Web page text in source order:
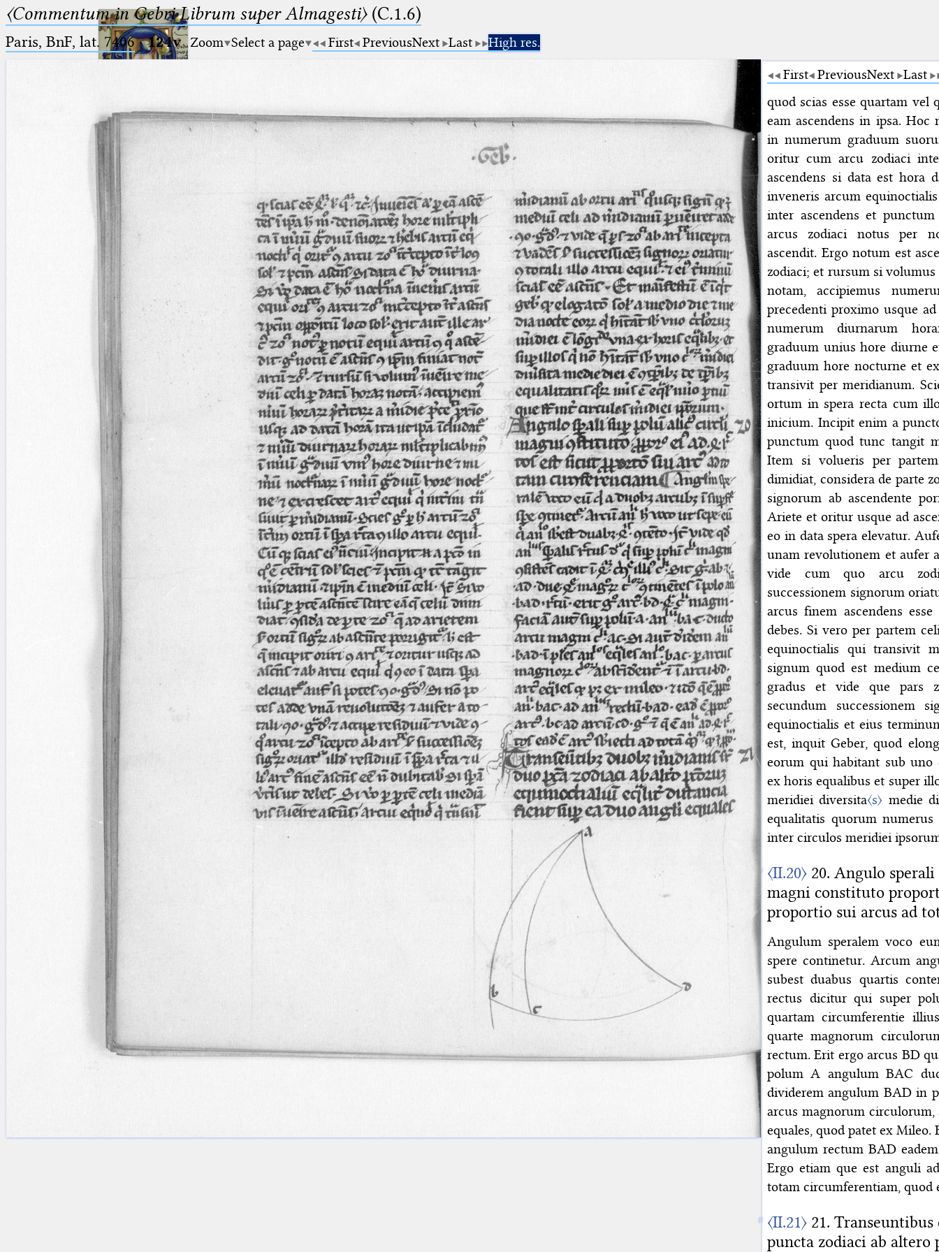
Ptolemaeus
Arabus et Latinus
(the underscore) is the placeholder
for exactly one character.
(the percent sign) is the
placeholder for no, one or more
than one character.
(two percent signs) is the
placeholder for no, one or more
than one character, but not for
blank space (so that a search ends
at word boundaries).
🔎︎
Project
News
Jobs
Publications
Conference
Arabic Works
Arabic Manuscripts
Latin Works
Latin Manuscripts
Latin Early Prints
Images
Texts
beta
Licenses · FAQ Contact
Impressum
·
〈Commentum in Gebri Librum super Almagesti〉(C.1.6)
Paris, BnF, lat. 7406·124v Zoom Select a page First PreviousNext Last
High res.
First PreviousNext Last
quod scias esse quartam vel
eam ascendens in ipsa.
in numerum graduum
oritur cum arcu zodiaci
ascendens si data est hora
inveneris arcum
inter ascendens et
arcus zodiaci notus per
ascendit. Ergo notum est
zodiaci; et rursum si
notam, accipiemus
precedenti proximo usque
numerum diurnarum
graduum unius hore diurne
graduum hore nocturne et
transivit per meridianum.
ortum in spera recta cum
inicium. Incipit enim a
punctum quod tunc tangit
Item si volueris per
dimidiat, considera de parte
signorum ab ascendente
Ariete et oritur usque ad
eo in data spera elevatur.
unam revolutionem et aufer
vide cum quo arcu
successionem signorum
arcus finem ascendens
debes. Si vero per partem
equinoctialis qui transivit
signum quod est medium
gradus et vide que pars
secundum successionem
equinoctialis et eius
est, inquit Geber, quod
eorum qui habitant sub
ex horis equalibus et super
meridiei diversita〈s〉 medie
equalitatis quorum
inter circulos meridiei
〈II.20〉 20. Angulo
magni constituto
proportio sui arcus ad
Angulum speralem voco
spere continetur. Arcum
subest duabus quartis
rectus dicitur qui super
quartam circumferentie
quarte magnorum
rectum. Erit ergo arcus BD
polum A angulum BAC
dividerem angulum BAD in
arcus magnorum
equales, quod patet ex
angulum rectum BAD
Ergo etiam que est anguli
totam circumferentiam, quod
〈II.21〉 21.
puncta zodiaci ab